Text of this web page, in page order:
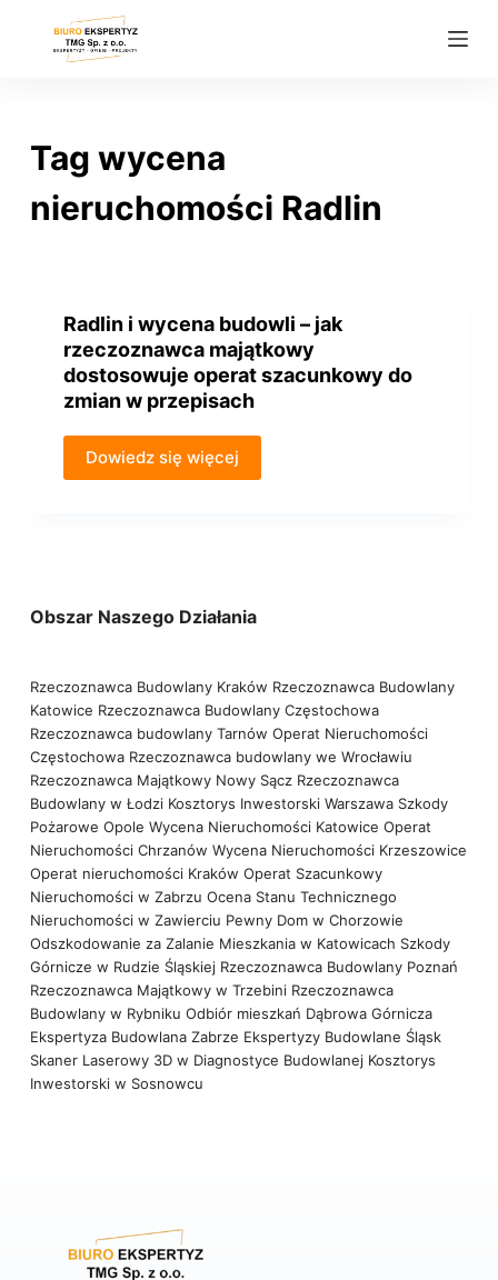
Tag wycena
nieruchomości Radlin
Radlin i wycena budowli – jak
rzeczoznawca majątkowy
dostosowuje operat szacunkowy do
zmian w przepisach
Dowiedz się więcej
Obszar Naszego Działania
Rzeczoznawca Budowlany Kraków Rzeczoznawca Budowlany
Katowice Rzeczoznawca Budowlany Częstochowa
Rzeczoznawca budowlany Tarnów Operat Nieruchomości
Częstochowa Rzeczoznawca budowlany we Wrocławiu
Rzeczoznawca Majątkowy Nowy Sącz Rzeczoznawca
Budowlany w Łodzi Kosztorys Inwestorski Warszawa Szkody
Pożarowe Opole Wycena Nieruchomości Katowice Operat
Nieruchomości Chrzanów Wycena Nieruchomości Krzeszowice
Operat nieruchomości Kraków Operat Szacunkowy
Nieruchomości w Zabrzu Ocena Stanu Technicznego
Nieruchomości w Zawierciu Pewny Dom w Chorzowie
Odszkodowanie za Zalanie Mieszkania w Katowicach Szkody
Górnicze w Rudzie Śląskiej Rzeczoznawca Budowlany Poznań
Rzeczoznawca Majątkowy w Trzebini Rzeczoznawca
Budowlany w Rybniku Odbiór mieszkań Dąbrowa Górnicza
Ekspertyza Budowlana Zabrze Ekspertyzy Budowlane Śląsk
Skaner Laserowy 3D w Diagnostyce Budowlanej Kosztorys
Inwestorski w Sosnowcu